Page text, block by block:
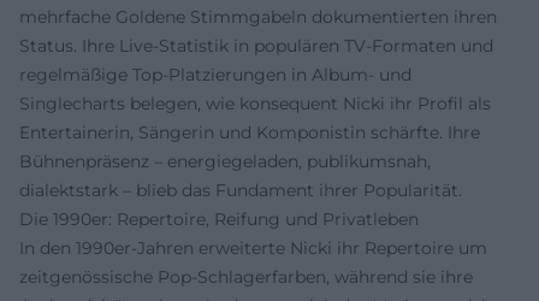
mehrfache Goldene Stimmgabeln dokumentierten ihren
Status. Ihre Live-Statistik in populären TV-Formaten und
regelmäßige Top-Platzierungen in Album- und
Singlecharts belegen, wie konsequent Nicki ihr Profil als
Entertainerin, Sängerin und Komponistin schärfte. Ihre
Bühnenpräsenz – energiegeladen, publikumsnah,
dialektstark – blieb das Fundament ihrer Popularität.
Die 1990er: Repertoire, Reifung und Privatleben
In den 1990er-Jahren erweiterte Nicki ihr Repertoire um
zeitgenössische Pop-Schlagerfarben, während sie ihre